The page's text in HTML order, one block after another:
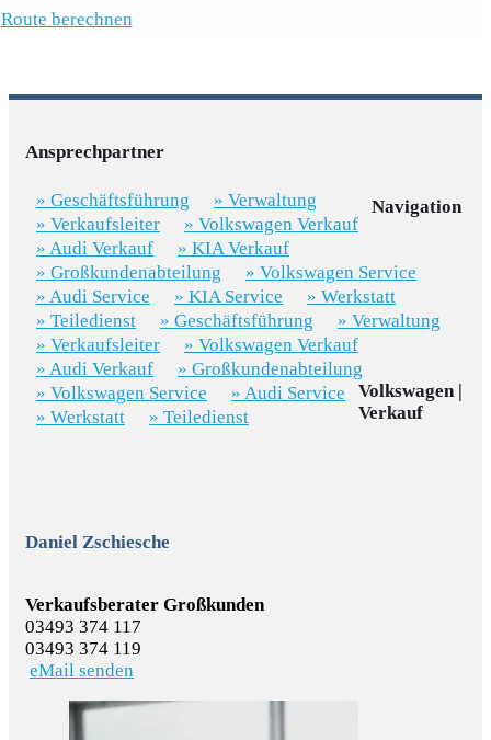
Route berechnen
Ansprechpartner
» Geschäftsführung
» Verwaltung
» Verkaufsleiter
» Volkswagen Verkauf
» Audi Verkauf
» KIA Verkauf
» Großkundenabteilung
» Volkswagen Service
» Audi Service
» KIA Service
» Werkstatt
» Teiledienst
Navigation
» Geschäftsführung
» Verwaltung
» Verkaufsleiter
» Volkswagen Verkauf
» Audi Verkauf
» Großkundenabteilung
» Volkswagen Service
» Audi Service
» Werkstatt
» Teiledienst
Volkswagen |
Verkauf
Daniel Zschiesche
Verkaufsberater Großkunden
03493 374 117
03493 374 119
eMail senden